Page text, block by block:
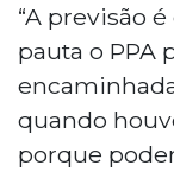
“A previsão
pauta o PPA
quando
porque